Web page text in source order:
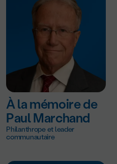
À la mémoire de
Paul Marchand
Philanthrope et leader
communautaire